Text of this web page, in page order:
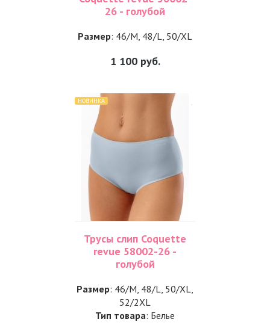
26 - голубой
Размер: 46/M, 48/L, 50/XL
1 100руб.
НОВИНКА
Трусы слип Coquette
revue 58002-26 -
голубой
Размер: 46/M, 48/L, 50/XL,
52/2XL
Тип товара: Белье